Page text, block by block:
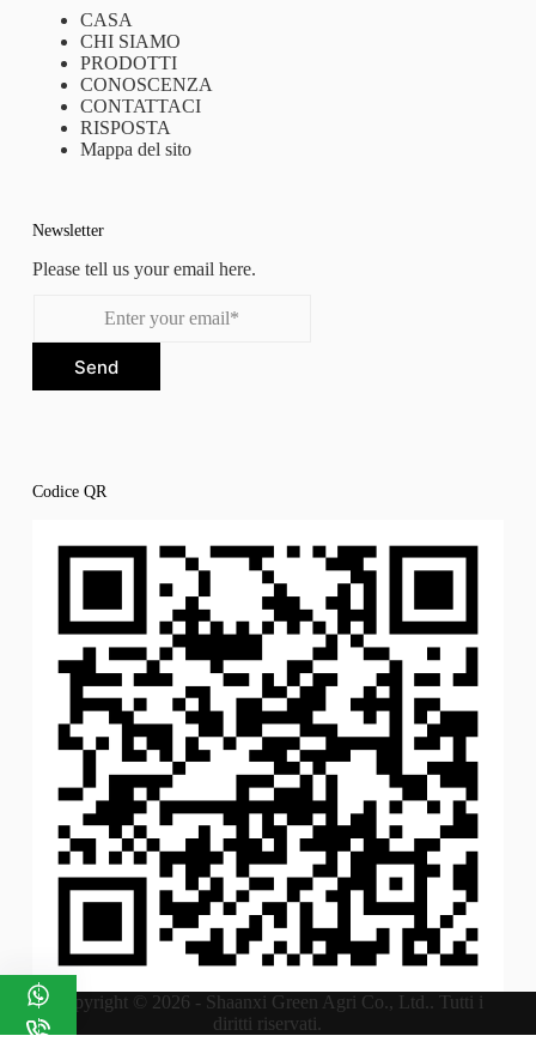
CASA
CHI SIAMO
PRODOTTI
CONOSCENZA
CONTATTACI
RISPOSTA
Mappa del sito
Newsletter
Please tell us your email here.
Send
Codice QR
Copyright © 2026 - Shaanxi Green Agri Co., Ltd.. Tutti i
diritti riservati.